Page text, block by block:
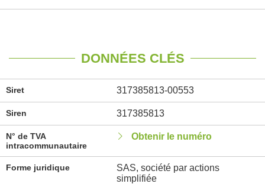
DONNÉES CLÉS
Siret 317385813-00553
Siren 317385813
N° de TVA
intracommunautaire
Obtenir le numéro
Forme juridique
SAS, société par actions
simplifiée